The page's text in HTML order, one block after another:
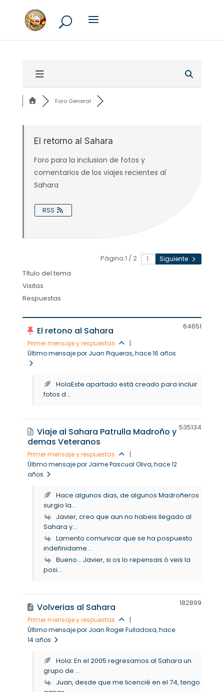
Foro General
El retorno al Sahara
Foro para la inclusion de fotos y
comentarios de los viajes recientes al
Sahara
RSS
Página 1 / 2 Siguiente
Título del tema
Visitas
Respuestas
El retono al Sahara
Primer mensaje y respuestas
|
Último mensaje por Juan Piqueras, hace 16 años
64651
HolaEste apartado está creado para incluir
fotos d...
Viaje al Sahara Patrulla Madroño y
demas Veteranos
Primer mensaje y respuestas
|
Último mensaje por Jaime Pascual Oliva, hace 12
años
535134
Hace algunos dias, de algunos Madroñeros
surgio la...
Javier, creo que aun no habeis llegado al
Sahara y...
Lamento comunicar que se ha pospuesto
indefinidame...
Bueno... Javier, si os lo repensais ó veis la
posi...
Volverias al Sahara
Primer mensaje y respuestas
|
Último mensaje por Joan Roger Fulladosa, hace
14 años
182899
Hola: En el 2005 regresamos al Sahara un
grupo de ...
Juan, desde que me licencié en el 74, tengo